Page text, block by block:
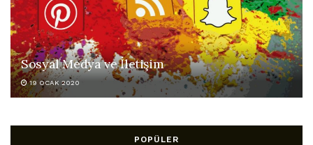
Sosyal Medya ve İletişim
19 OCAK 2020
POPÜLER